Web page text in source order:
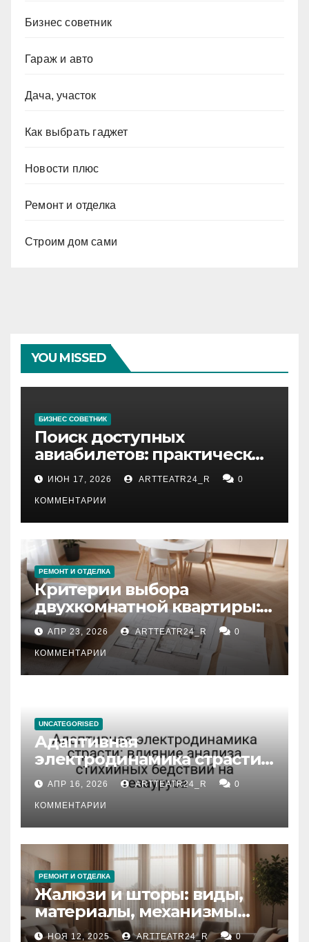
Бизнес советник
Гараж и авто
Дача, участок
Как выбрать гаджет
Новости плюс
Ремонт и отделка
Строим дом сами
YOU MISSED
БИЗНЕС СОВЕТНИК
Поиск доступных
авиабилетов: практические
рекомендации
ИЮН 17, 2026 ARTTEATR24_R 0
КОММЕНТАРИИ
РЕМОНТ И ОТДЕЛКА
Критерии выбора
двухкомнатной квартиры:
планировка, площадь,
состояние и документация
АПР 23, 2026 ARTTEATR24_R 0
КОММЕНТАРИИ
UNCATEGORISED
Адаптивная
электродинамика страсти:
влияние анализа
стихийных бедствий на
тезауруса
АПР 16, 2026 ARTTEATR24_R 0
КОММЕНТАРИИ
РЕМОНТ И ОТДЕЛКА
Жалюзи и шторы: виды,
материалы, механизмы
управления и уход
НОЯ 12, 2025 ARTTEATR24_R 0